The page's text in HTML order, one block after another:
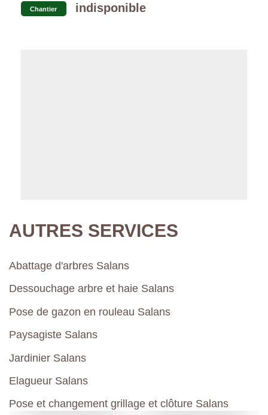
Chantier indisponible
AUTRES SERVICES
Abattage d'arbres Salans
Dessouchage arbre et haie Salans
Pose de gazon en rouleau Salans
Paysagiste Salans
Jardinier Salans
Elagueur Salans
Pose et changement grillage et clôture Salans